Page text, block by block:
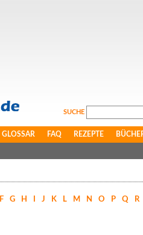
SUCHE
GLOSSAR FAQ REZEPTE
F G H J K L M N O P Q R